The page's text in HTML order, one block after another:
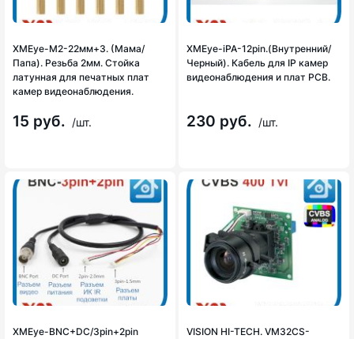
XMEye-M2-22мм+3. (Мама/
Папа). Резьба 2мм. Стойка
латунная для печатных плат
камер видеонаблюдения.
15 руб. /шт.
XMEye-iPA-12pin.(Внутренний/
Черный). Кабель для IP камер
видеонаблюдения и плат PCB.
230 руб. /шт.
XMEye-BNC+DC/3pin+2pin
VISION HI-TECH. VM32CS-